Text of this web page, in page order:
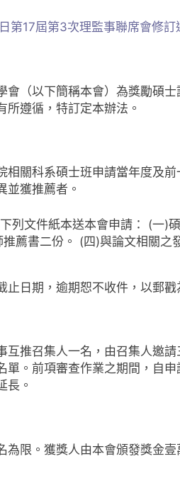
第17屆第3次理監事聯席會修訂
會（以下簡稱本會）為獎勵碩
所遵循，特訂定本辦法。
相關科系碩士班申請當年度及
並獲推薦者。
列文件紙本送本會申請： (一)
薦書二份。 (四)與論文相關之
止日期，逾期恕不收件，以郵戳
互推召集人一名，由召集人邀
單。前項審查作業之期間，自
長。
為限。獲獎人由本會頒發獎金